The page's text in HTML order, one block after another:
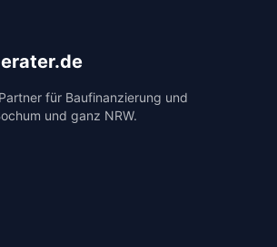
für Baufinanzierung und
und ganz NRW.